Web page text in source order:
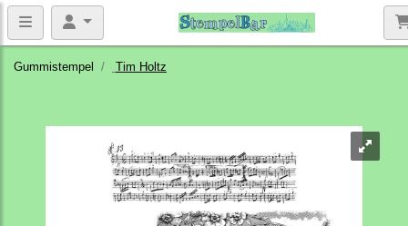
Gummistempel Tim Holtz